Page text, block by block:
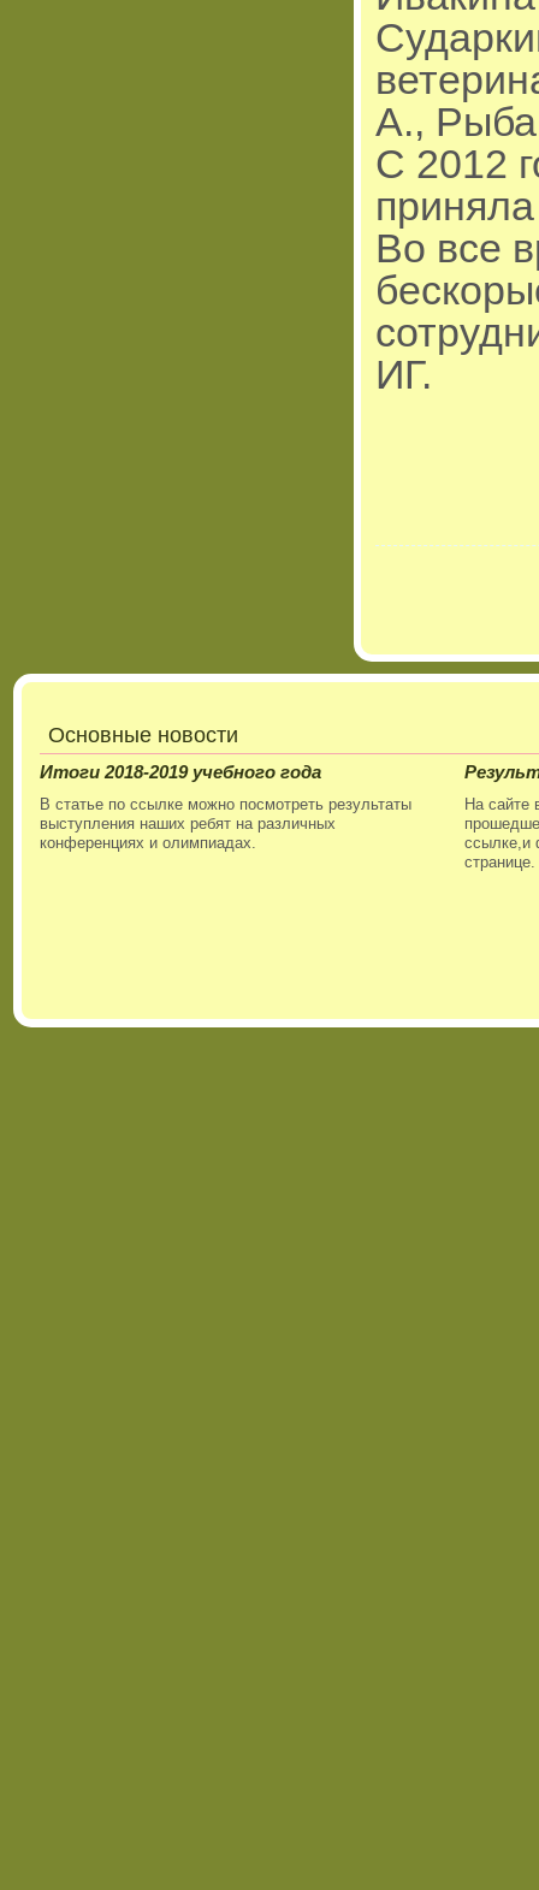
А.,
С 2012
Во все
ИГ.
Основные новости
Итоги 2018-2019 учебного года
В статье по ссылке можно посмотреть результаты
выступления наших ребят на различных
конференциях и олимпиадах.
На сайте
ссылке,и
странице.